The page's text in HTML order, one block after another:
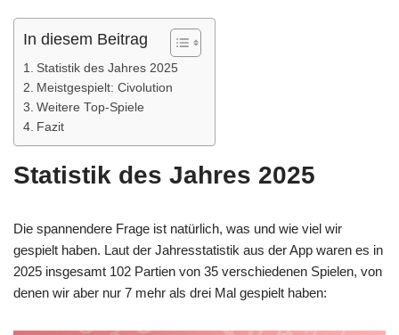
In diesem Beitrag
Statistik des Jahres 2025
Meistgespielt: Civolution
Weitere Top-Spiele
Fazit
Statistik des Jahres 2025
Die spannendere Frage ist natürlich, was und wie viel wir
gespielt haben. Laut der Jahresstatistik aus der App waren es in
2025 insgesamt 102 Partien von 35 verschiedenen Spielen, von
denen wir aber nur 7 mehr als drei Mal gespielt haben: